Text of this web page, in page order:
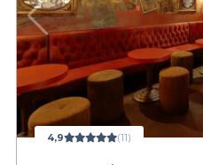
4,9 (11)